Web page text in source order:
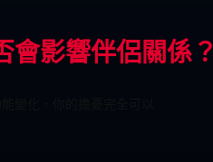
會影響伴侶關係？